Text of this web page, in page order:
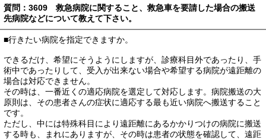
質問：3609 救急病院に関すること、救急車を要請した場合の搬送
先病院などについて教えて下さい。
■行きたい病院を指定できますか。
できるだけ、希望にそうようにしますが、診療科目外であったり、手
術中であったりして、受入が出来ない場合や希望する病院が遠距離の
場合は対応できません。
その時は、一番近くの適応病院を選定して対応します。病院搬送の大
原則は、その患者さんの症状に適応する最も近い病院へ搬送すること
です。
ただし、中には特殊科目により遠距離にあるかかりつけの病院に搬送
する時も、まれにありますが、その時は患者の状態を確認して、遠距